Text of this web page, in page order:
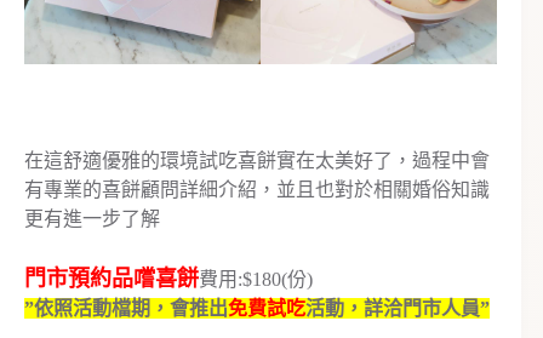
在這舒適優雅的環境試吃喜餅實在太美好了，過程中會
有專業的喜餅顧問詳細介紹，並且也對於相關婚俗知識
更有進一步了解
門市預約品嚐喜餅費用:$180(份)
”依照活動檔期，會推出免費試吃活動，詳洽門市人員”